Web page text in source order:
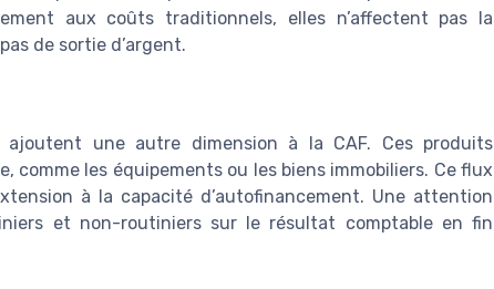
aux coûts traditionnels, elles n’affectent pas la
de sortie d’argent.
une autre dimension à la CAF. Ces produits
comme les équipements ou les biens immobiliers. Ce flux
à la capacité d’autofinancement. Une attention
et non-routiniers sur le résultat comptable en fin